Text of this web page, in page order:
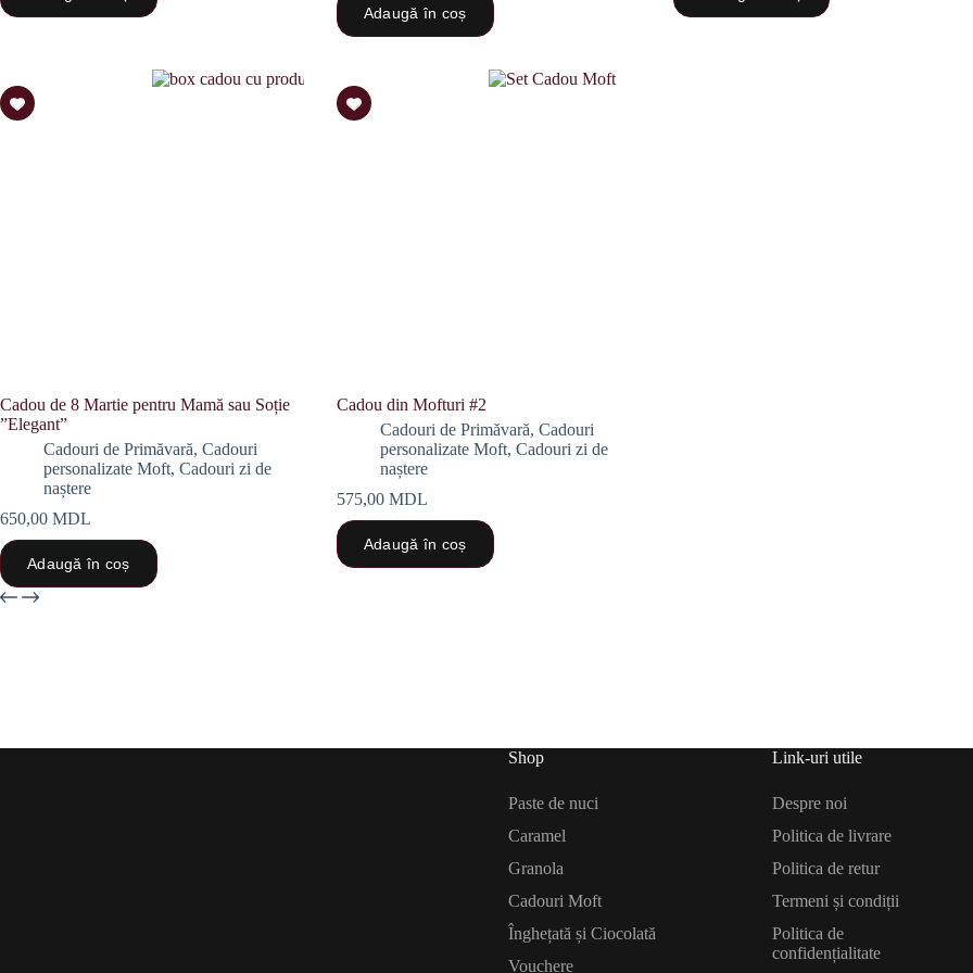
Adaugă în coș
Cadou de 8 Martie pentru Mamă sau Soție
”Elegant”
Cadouri de Primăvară, Cadouri
personalizate Moft, Cadouri zi de
naștere
650,00 MDL
Adaugă în coș
Cadou din Mofturi #2
Cadouri de Primăvară, Cadouri
personalizate Moft, Cadouri zi de
naștere
575,00 MDL
Adaugă în coș
Shop
Paste de nuci
Caramel
Granola
Cadouri Moft
Înghețată și Ciocolată
Vouchere
Link-uri utile
Despre noi
Politica de livrare
Politica de retur
Termeni și condiții
Politica de
confidențialitate